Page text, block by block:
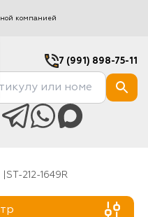
компанией
7 (991) 898-75-11
ST-212-1649R